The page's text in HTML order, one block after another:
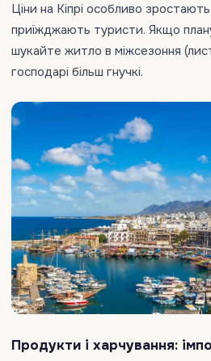
Ціни на Кіпрі особливо
приїжджають туристи. Якщо
шукайте житло в міжсезоння
господарі більш гнучкі.
Продукти і харчування: